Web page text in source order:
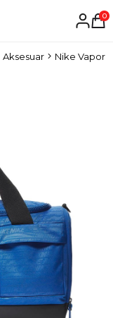
0
Aksesuar Nike Vapor